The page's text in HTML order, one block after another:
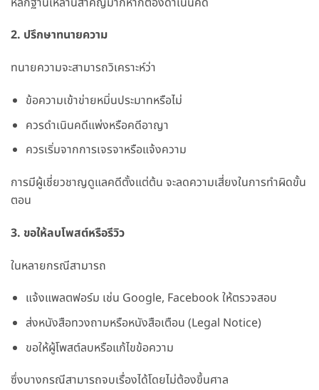
2. ปรึกษาทนายความ
ทนายความจะสามารถวิเคราะห์ว่า
ข้อความเข้าข่ายหมิ่นประมาทหรือไม่
ควรดำเนินคดีแพ่งหรือคดีอาญา
ควรเริ่มจากการเจรจาหรือแจ้งความ
การมีผู้เชี่ยวชาญดูแลคดีตั้งแต่ต้น จะลดความเสี่ยงในการทำผิดขั้น
ตอน
3. ขอให้ลบโพสต์หรือรีวิว
ในหลายกรณีสามารถ
แจ้งแพลตฟอร์ม เช่น Google, Facebook ให้ตรวจสอบ
ส่งหนังสือทวงถามหรือหนังสือเตือน (Legal Notice)
ขอให้ผู้โพสต์ลบหรือแก้ไขข้อความ
ซึ่งบางกรณีสามารถจบเรื่องได้โดยไม่ต้องขึ้นศาล